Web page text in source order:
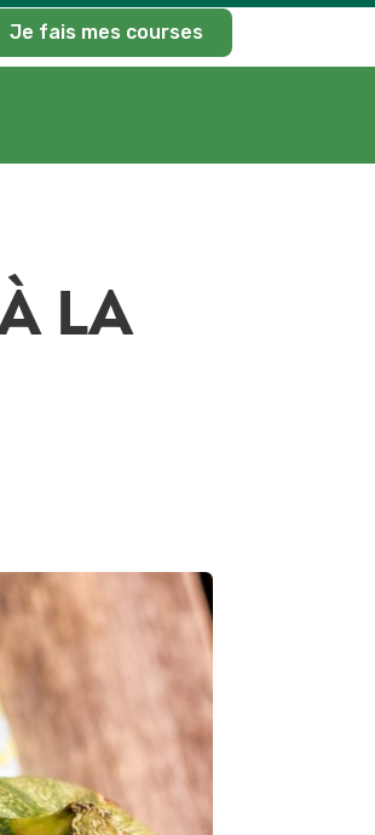
Je fais mes courses
LA